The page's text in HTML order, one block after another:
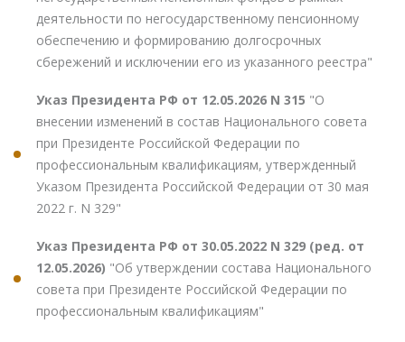
деятельности по негосударственному пенсионному
обеспечению и формированию долгосрочных
сбережений и исключении его из указанного реестра"
Указ Президента РФ от 12.05.2026 N 315 "О
внесении изменений в состав Национального совета
при Президенте Российской Федерации по
профессиональным квалификациям, утвержденный
Указом Президента Российской Федерации от 30 мая
2022 г. N 329"
Указ Президента РФ от 30.05.2022 N 329 (ред. от
12.05.2026) "Об утверждении состава Национального
совета при Президенте Российской Федерации по
профессиональным квалификациям"